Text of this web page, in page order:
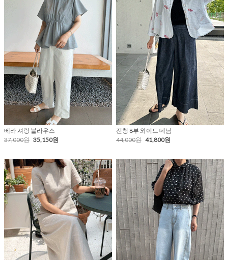
베라 셔링 블라우스
37,000원 35,150원
진청 8부 와이드 데님
44,000원 41,800원